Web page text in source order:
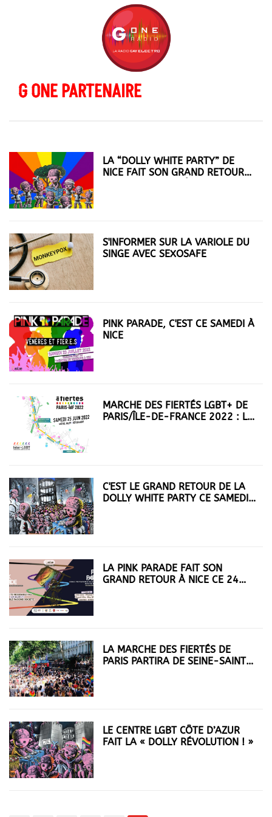
G ONE PARTENAIRE
LA “DOLLY WHITE PARTY” DE
NICE FAIT SON GRAND RETOUR
S'INFORMER SUR LA VARIOLE DU
SINGE AVEC SEXOSAFE
PINK PARADE, C'EST CE SAMEDI À
NICE
MARCHE DES FIERTÉS LGBT+ DE
PARIS/ÎLE-DE-FRANCE 2022 : LE
C'EST LE GRAND RETOUR DE LA
DOLLY WHITE PARTY CE SAMEDI
LA PINK PARADE FAIT SON
GRAND RETOUR À NICE CE 24
LA MARCHE DES FIERTÉS DE
PARIS PARTIRA DE SEINE-SAINT-
LE CENTRE LGBT CÔTE D’AZUR
FAIT LA « DOLLY RÉVOLUTION ! »